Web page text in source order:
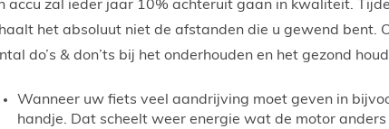
accu zal ieder jaar 10% achteruit gaan in kwaliteit.
het absoluut niet de afstanden die u gewend bent.
do’s & don’ts bij het onderhouden en het gezond
Wanneer uw fiets veel aandrijving moet geven in
handje. Dat scheelt weer energie wat de motor